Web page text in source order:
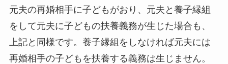
元夫の再婚相手に子どもがおり、元夫と養子縁組
をして元夫に子どもの扶養義務が生じた場合も、
上記と同様です。養子縁組をしなければ元夫には
再婚相手の子どもを扶養する義務は生じません。